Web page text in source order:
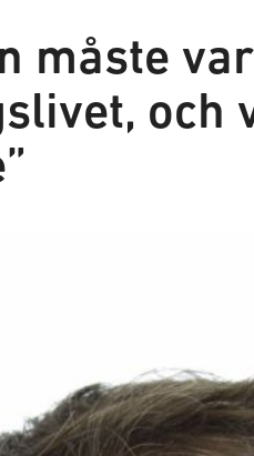
måste
och